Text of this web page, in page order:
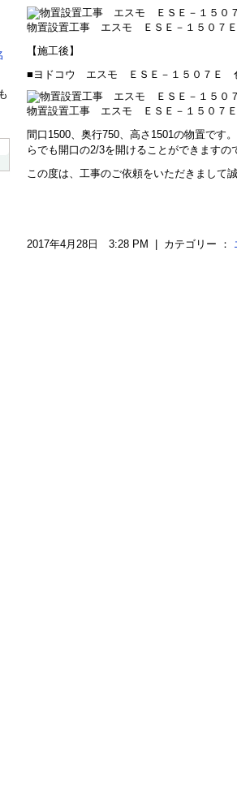
物置設置工事 エスモ ＥＳＥ－１５０７
【施工後】
■ヨドコウ エスモ ＥＳＥ－１５０７Ｅ
物置設置工事 エスモ ＥＳＥ－１５０７
間口1500、奥行750、高さ1501の物置です
らでも開口の2/3を開けることができますの
この度は、工事のご依頼をいただきまして
2017年4月28日 3:28 PM | カテゴリー ：